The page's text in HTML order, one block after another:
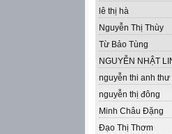
lê thị hà
Nguyễn Thị Thùy
Từ Bảo Tùng
NGUYỄN NHẬT
nguyễn thi anh thư
nguyễn thị đông
Minh Châu Đặng
Đạo Thị Thơm